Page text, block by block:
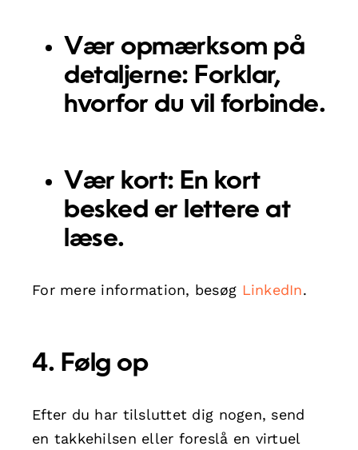
Vær opmærksom på
detaljerne: Forklar,
hvorfor du vil forbinde.
Vær kort: En kort
besked er lettere at
læse.
For mere information, besøg LinkedIn.
4. Følg op
Efter du har tilsluttet dig nogen, send
en takkehilsen eller foreslå en virtuel